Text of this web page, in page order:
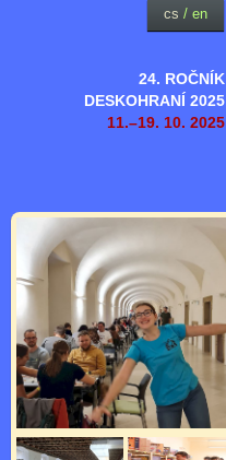
24. ROČNÍK
DESKOHRANÍ 2025
11.–19. 10. 2025
cs / en